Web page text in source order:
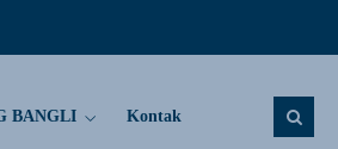
BANGLI Kontak